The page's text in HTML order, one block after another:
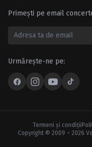
Primești pe email
Urmărește-ne pe:
Termeni şi condiţii
Copyright © 2009 – 2026